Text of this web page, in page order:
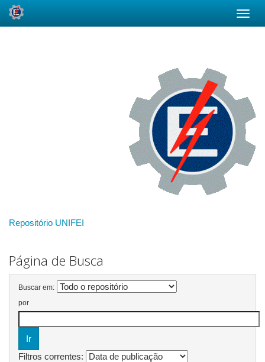
Repositório UNIFEI
Página de Busca
Buscar em:
por
Filtros correntes: